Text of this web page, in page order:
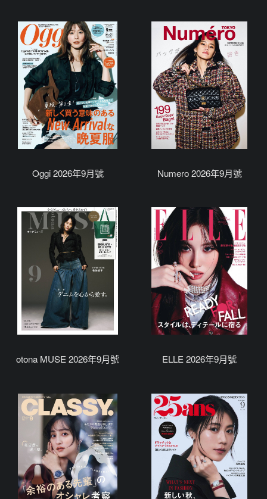
Oggi 2026年9月號 Numero 2026年9月號
otona MUSE 2026年9月號 ELLE 2026年9月號